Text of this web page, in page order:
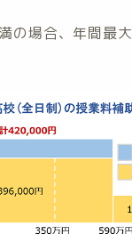
の場合、年間最大